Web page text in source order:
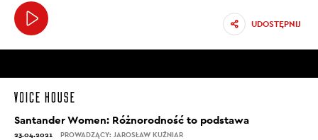
UDOSTĘPNIJ
Santander Women: Różnorodność to podstawa
23.04.2021 PROWADZĄCY: JAROSŁAW KUŹNIAR